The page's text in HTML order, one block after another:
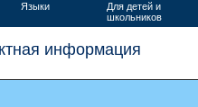
Языки
Для детей и
школьников
информация